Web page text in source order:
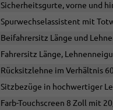
Sicherheitsgurte, vorne und
Spurwechselassistent mit
Beifahrersitz Länge und
Fahrersitz Länge,
Rücksitzlehne im Verhältnis
Sitzbezüge in hochwertiger
Farb-Touchscreen 8 Zoll mit